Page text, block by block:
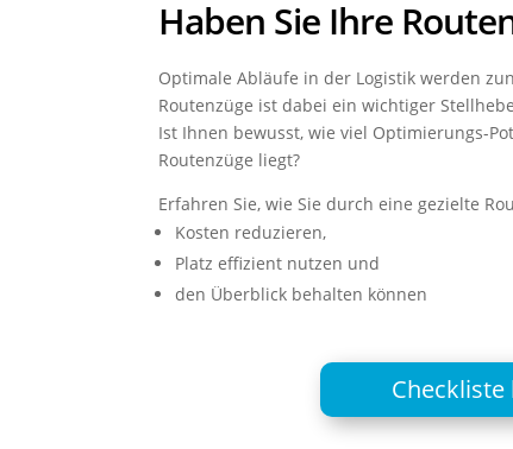
Haben Sie Ihre
Optimale Abläufe in der Logistik werden
Routenzüge ist dabei ein wichtiger
Ist Ihnen bewusst, wie viel Optimierungs-
Routenzüge liegt?
Erfahren Sie, wie Sie durch eine gezielte
Kosten reduzieren,
Platz effizient nutzen und
den Überblick behalten können